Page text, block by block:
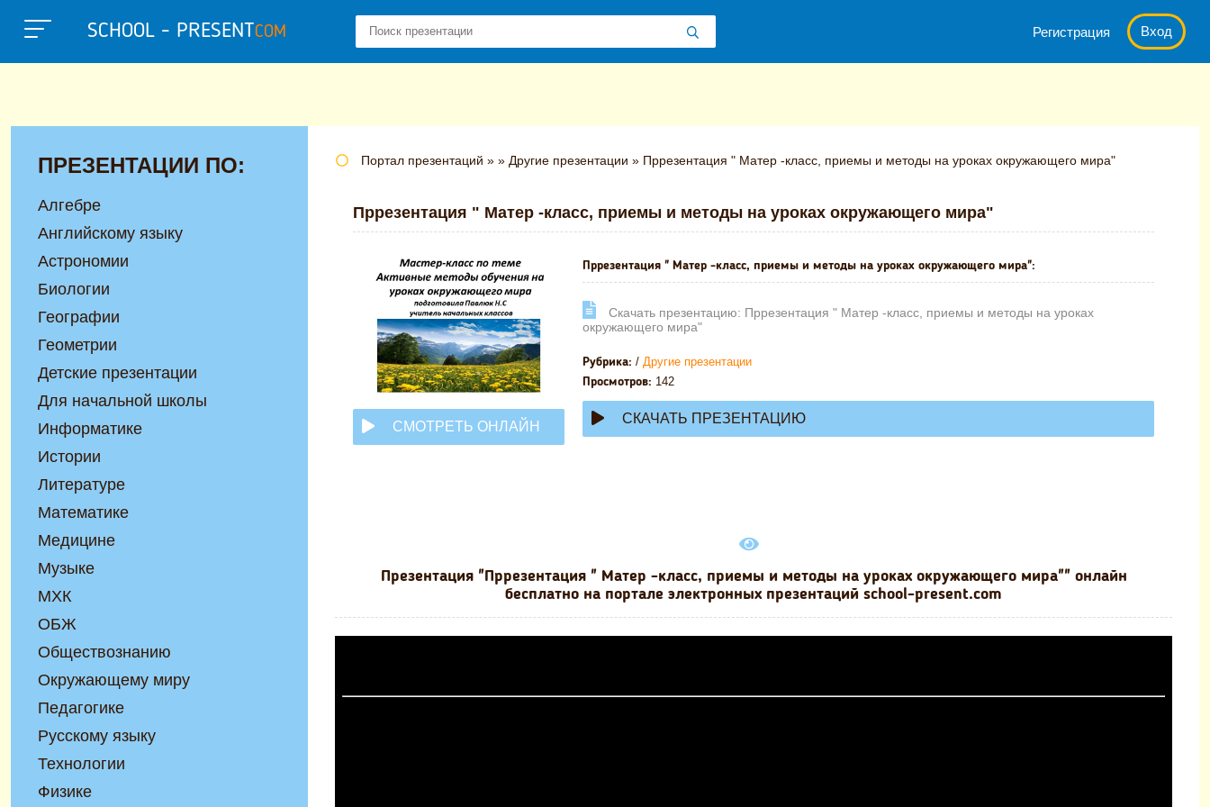
SCHOOL - PRESENTCOM Регистрация Вход
Портал презентаций » » Другие презентации » Пррезентация " Матер -класс, приемы и методы на уроках окружающего мира"
Пррезентация " Матер -класс, приемы и методы на уроках окружающего мира"
СМОТРЕТЬ ОНЛАЙН
Пррезентация " Матер -класс, приемы и методы на уроках окружающего мира":
Cкачать презентацию: Пррезентация " Матер -класс, приемы и методы на уроках
окружающего мира"
Рубрика: / Другие презентации
Просмотров: 142
СКАЧАТЬ ПРЕЗЕНТАЦИЮ
Презентация "Пррезентация " Матер -класс, приемы и методы на уроках окружающего мира"" онлайн
бесплатно на портале электронных презентаций school-present.com
ПРЕЗЕНТАЦИИ ПО:
Алгебре
Английскому языку
Астрономии
Биологии
Географии
Геометрии
Детские презентации
Для начальной школы
Информатике
Истории
Литературе
Математике
Медицине
Музыке
МХК
ОБЖ
Обществознанию
Окружающему миру
Педагогике
Русскому языку
Технологии
Физике